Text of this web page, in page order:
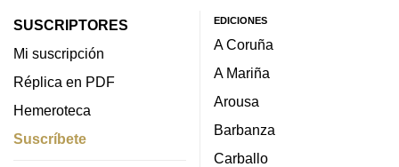
SUSCRIPTORES
Mi suscripción
Réplica en PDF
Hemeroteca
Suscríbete
EDICIONES
A Coruña
A Mariña
Arousa
Barbanza
Carballo